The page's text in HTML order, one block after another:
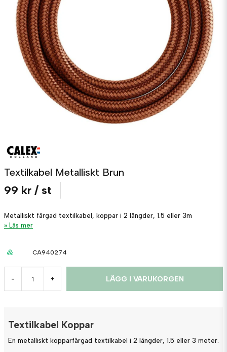
Textilkabel Metalliskt Brun
99 kr / st
Metalliskt färgad textilkabel, koppar i 2 längder, 1.5 eller 3m
Läs mer
CA940274
- + LÄGG I VARUKORGEN
Textilkabel Koppar
En metalliskt kopparfärgad textilkabel i 2 längder, 1.5 eller 3 meter.